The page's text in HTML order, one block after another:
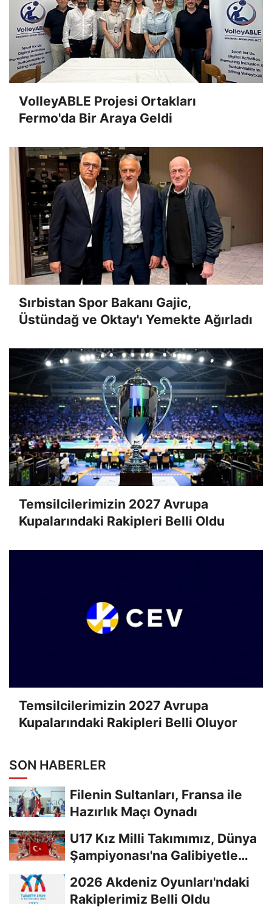
VolleyABLE Projesi Ortakları
Fermo'da Bir Araya Geldi
Sırbistan Spor Bakanı Gajic,
Üstündağ ve Oktay'ı Yemekte Ağırladı
Temsilcilerimizin 2027 Avrupa
Kupalarındaki Rakipleri Belli Oldu
Temsilcilerimizin 2027 Avrupa
Kupalarındaki Rakipleri Belli Oluyor
SON HABERLER
Filenin Sultanları, Fransa ile
Hazırlık Maçı Oynadı
U17 Kız Milli Takımımız, Dünya
Şampiyonası'na Galibiyetle
2026 Akdeniz Oyunları'ndaki
Rakiplerimiz Belli Oldu